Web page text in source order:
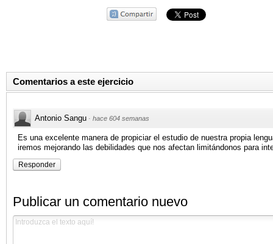
Comentarios a este ejercicio
Antonio Sangu · hace 604 semanas
Es una excelente manera de propiciar el estudio de nuestra propia
iremos mejorando las debilidades que nos afectan limitándonos para
Responder
Publicar un comentario nuevo